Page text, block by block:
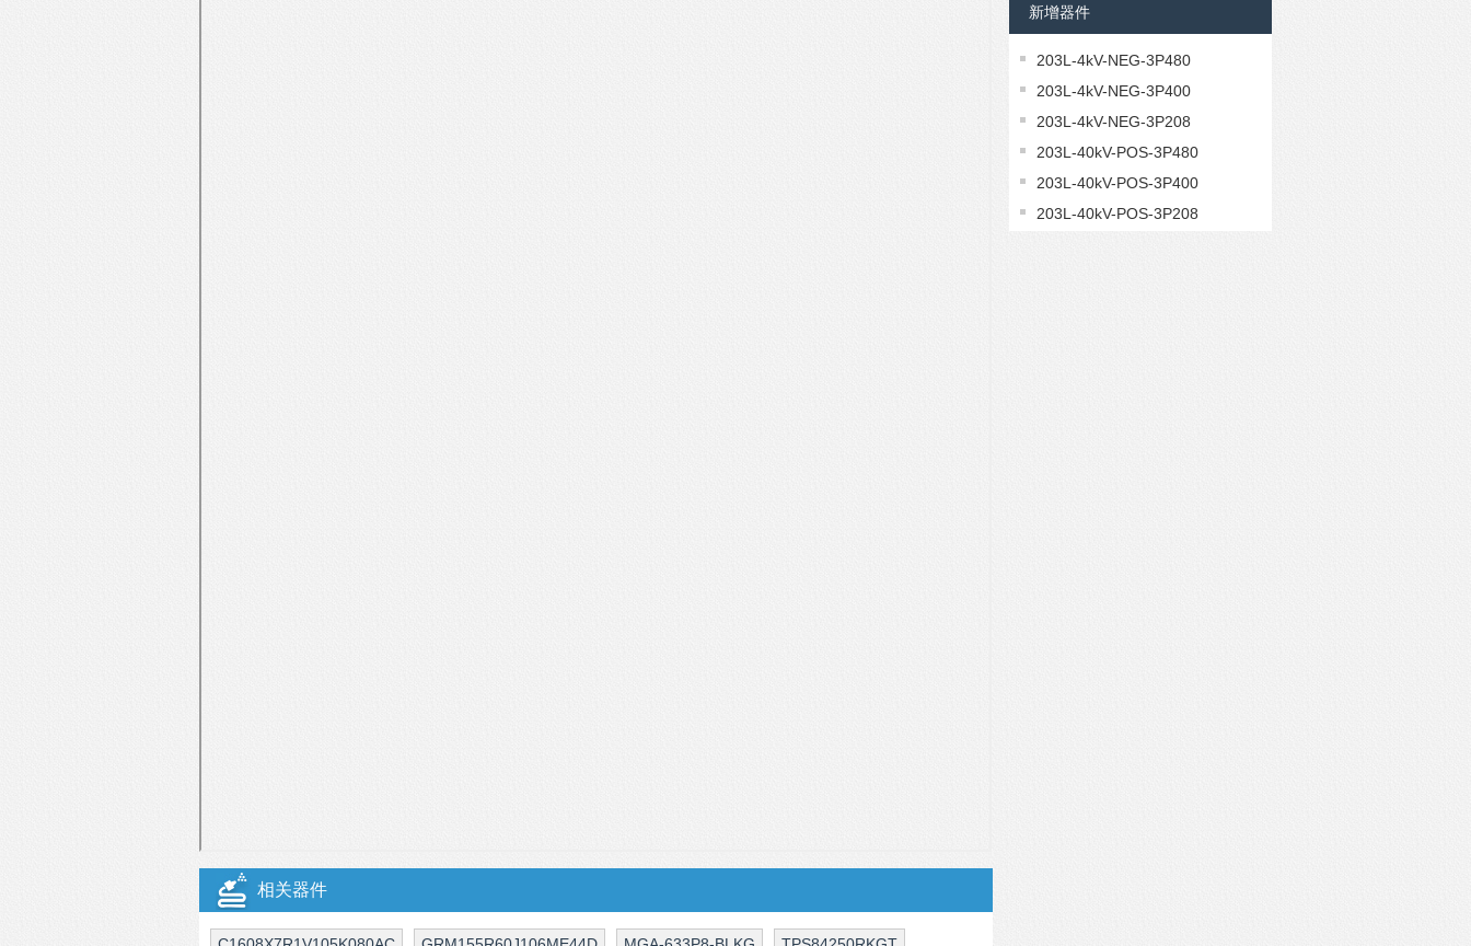
相关器件
135-103FAD-J01
B57421V2103J62
0603L150SLYR
新增器件
203L-4kV-NEG-3P480
203L-4kV-NEG-3P400
203L-4kV-NEG-3P208
203L-40kV-POS-3P480
203L-40kV-POS-3P400
203L-40kV-POS-3P208